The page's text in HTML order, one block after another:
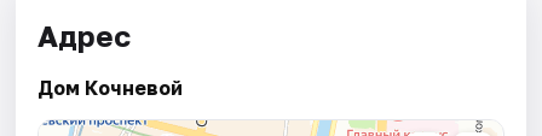
Адрес
Дом Кочневой